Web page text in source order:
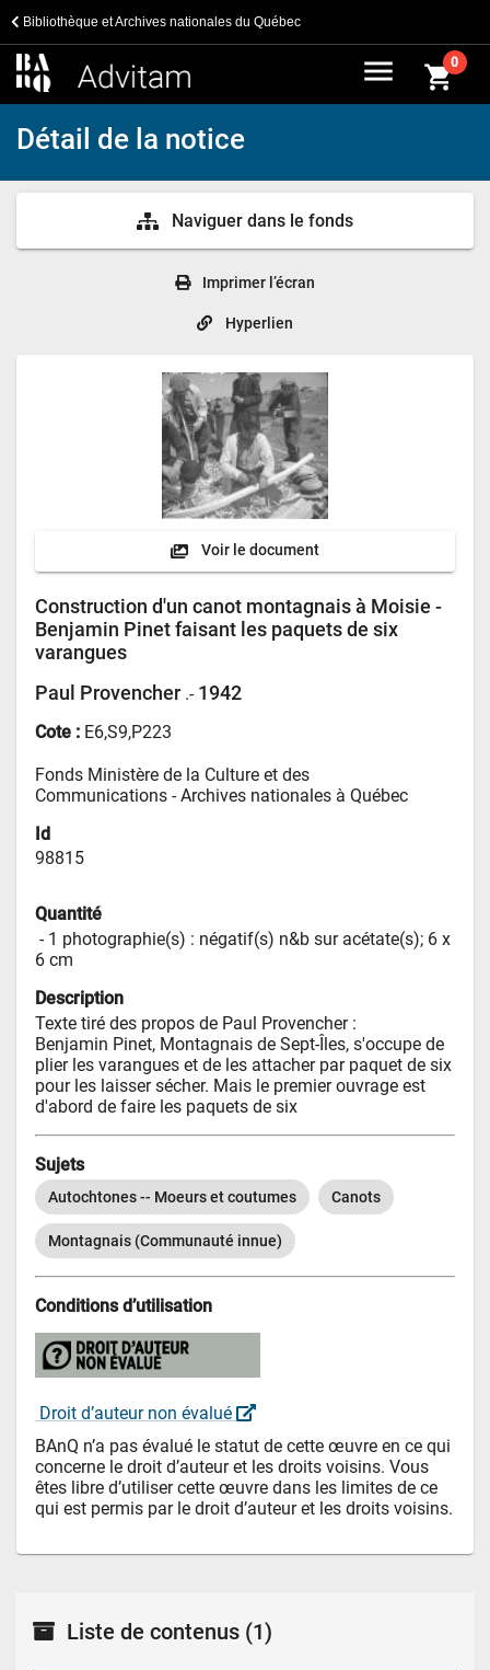
Bibliothèque et Archives nationales du Québec
menu shopping_cart0
Détail de la notice
Naviguer dans le fonds
Imprimer l’écran
Hyperlien
Voir le document
Construction d'un canot montagnais à Moisie -
Benjamin Pinet faisant les paquets de six
varangues
Paul Provencher .- 1942
Cote : E6,S9,P223
Fonds Ministère de la Culture et des
Communications - Archives nationales à Québec
Id
98815
Quantité
- 1 photographie(s) : négatif(s) n&b sur acétate(s); 6 x
6 cm
Description
Texte tiré des propos de Paul Provencher :
Benjamin Pinet, Montagnais de Sept-Îles, s'occupe de
plier les varangues et de les attacher par paquet de six
pour les laisser sécher. Mais le premier ouvrage est
d'abord de faire les paquets de six
Sujets
Autochtones -- Moeurs et coutumes Canots
Montagnais (Communauté innue)
Conditions d’utilisation
Droit d’auteur non évalué
BAnQ n’a pas évalué le statut de cette œuvre en ce qui
concerne le droit d’auteur et les droits voisins. Vous
êtes libre d’utiliser cette œuvre dans les limites de ce
qui est permis par le droit d’auteur et les droits voisins.
Liste de contenus (1)